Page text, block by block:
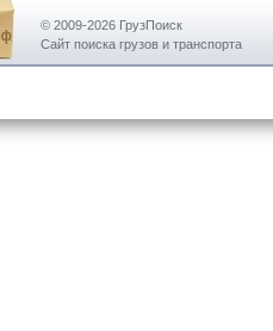
© 2009-2026 ГрузПоиск
Сайт поиска грузов и транспорта